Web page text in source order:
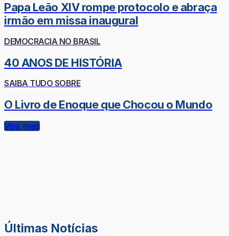
Papa Leão XIV rompe protocolo e abraça
irmão em missa inaugural
DEMOCRACIA NO BRASIL
40 ANOS DE HISTÓRIA
SAIBA TUDO SOBRE
O Livro de Enoque que Chocou o Mundo
Veja mais
Últimas Notícias